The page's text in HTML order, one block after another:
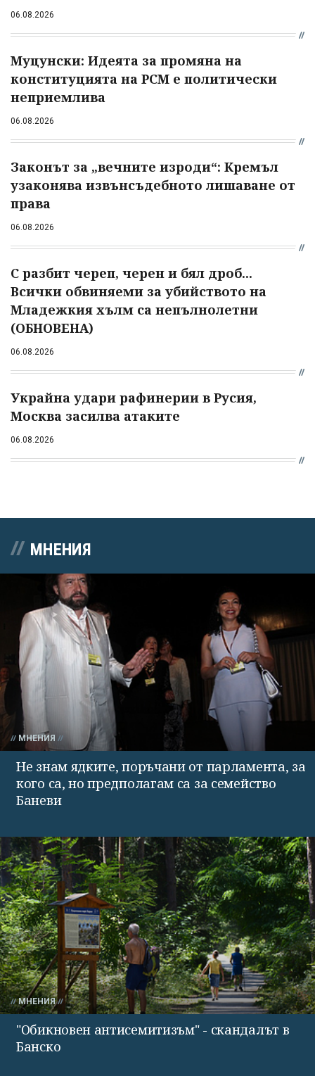
06.08.2026
Муцунски: Идеята за промяна на
конституцията на РСМ е политически
неприемлива
06.08.2026
Законът за „вечните изроди“: Кремъл
узаконява извънсъдебното лишаване от
права
06.08.2026
С разбит череп, черен и бял дроб...
Всички обвиняеми за убийството на
Младежкия хълм са непълнолетни
(ОБНОВЕНА)
06.08.2026
Украйна удари рафинерии в Русия,
Москва засилва атаките
06.08.2026
МНЕНИЯ
МНЕНИЯ
Не знам ядките, поръчани от парламента, за
кого са, но предполагам са за семейство
Баневи
МНЕНИЯ
"Обикновен антисемитизъм" - скандалът в
Банско